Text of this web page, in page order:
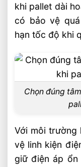
khi pallet dài
có bảo vệ
hạn tốc độ khi
Chọn đúng
Với môi trường
vệ linh kiện
giữ điện áp ổn